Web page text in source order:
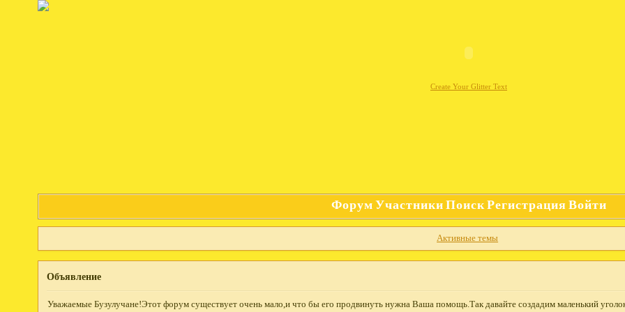
Create Your Glitter Text
Форум Участники ПоискРегистрация Войти
Активные темы
Объявление
Уважаемые Бузулучане!Этот форум существует очень мало,и что бы его продвинуть нужна Ваша помощь.Так давайте создадим маленький